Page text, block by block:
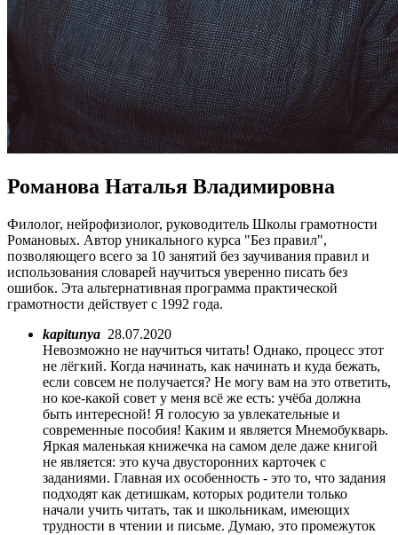
Романова Наталья Владимировна
Филолог, нейрофизиолог, руководитель Школы грамотности
Романовых. Автор уникального курса "Без правил",
позволяющего всего за 10 занятий без заучивания правил и
использования словарей научиться уверенно писать без
ошибок. Эта альтернативная программа практической
грамотности действует с 1992 года.
kapitunya 28.07.2020
Невозможно не научиться читать! Однако, процесс этот
не лёгкий. Когда начинать, как начинать и куда бежать,
если совсем не получается? Не могу вам на это ответить,
но кое-какой совет у меня всё же есть: учёба должна
быть интересной! Я голосую за увлекательные и
современные пособия! Каким и является Мнемобукварь.
Яркая маленькая книжечка на самом деле даже книгой
не является: это куча двусторонних карточек с
заданиями. Главная их особенность - это то, что задания
подходят как детишкам, которых родители только
начали учить читать, так и школьникам, имеющих
трудности в чтении и письме. Думаю, это промежуток